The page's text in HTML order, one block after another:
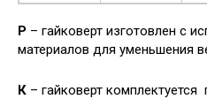
Р – гайковерт изготовлен с
материалов для уменьшения
К – гайковерт